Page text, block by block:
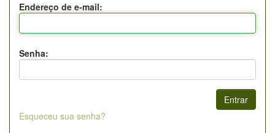
Endereço de e-mail:
Senha:
Esqueceu sua senha?